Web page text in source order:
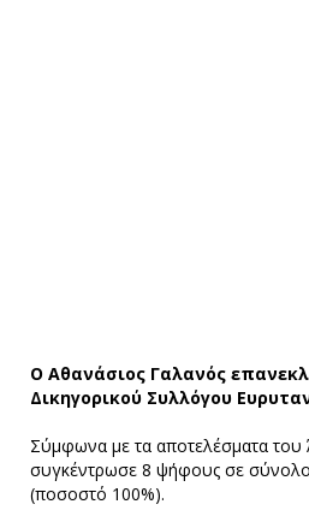
Ο Αθανάσιος Γαλανός
Δικηγορικού Συλλόγου
Σύμφωνα με τα αποτελέσματα
συγκέντρωσε 8 ψήφους σε
(ποσοστό 100%).